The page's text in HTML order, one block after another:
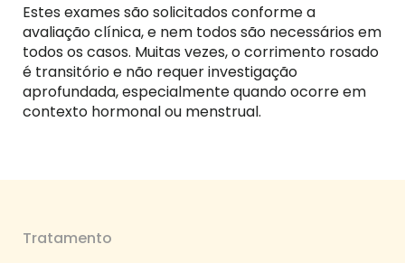
Estes exames são solicitados conforme a
avaliação clínica, e nem todos são necessários em
todos os casos. Muitas vezes, o corrimento rosado
é transitório e não requer investigação
aprofundada, especialmente quando ocorre em
contexto hormonal ou menstrual.
Tratamento